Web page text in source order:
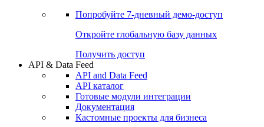
Попробуйте 7-дневный демо-доступ
Откройте глобальную базу данных
Получить доступ
API & Data Feed
API and Data Feed
API каталог
Готовые модули интеграции
Документация
Кастомные проекты для бизнеса